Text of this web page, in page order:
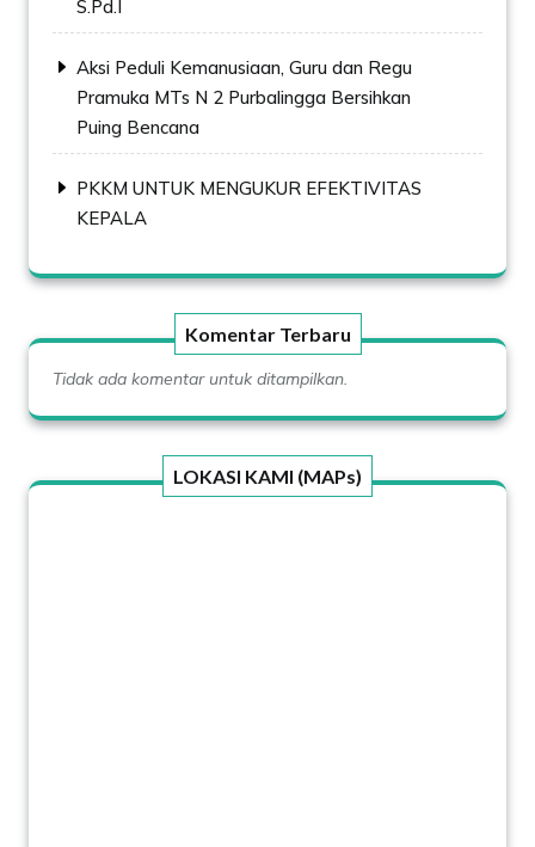
S.Pd.I
Aksi Peduli Kemanusiaan, Guru dan Regu
Pramuka MTs N 2 Purbalingga Bersihkan
Puing Bencana
PKKM UNTUK MENGUKUR EFEKTIVITAS
KEPALA
Komentar Terbaru
Tidak ada komentar untuk ditampilkan.
LOKASI KAMI (MAPs)